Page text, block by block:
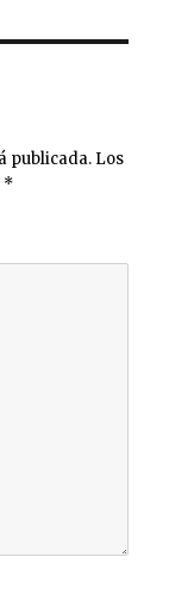
publicada. Los
*